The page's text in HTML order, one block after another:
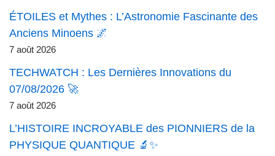
ÉTOILES et Mythes : L’Astronomie Fascinante des
Anciens Minoens 🌌
7 août 2026
TECHWATCH : Les Dernières Innovations du
07/08/2026 🚀
7 août 2026
L’HISTOIRE INCROYABLE des PIONNIERS de la
PHYSIQUE QUANTIQUE 🔬✨